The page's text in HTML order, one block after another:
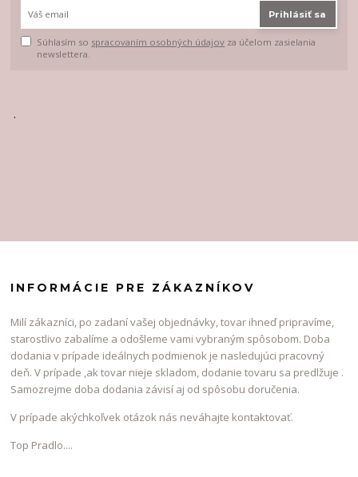
Prihlásiť sa
Súhlasím so spracovaním osobných údajov za účelom zasielania
newslettera.
.
INFORMÁCIE PRE ZÁKAZNÍKOV
Milí zákazníci, po zadaní vašej objednávky, tovar ihneď pripravíme,
starostlivo zabalíme a odošleme vami vybraným spôsobom. Doba
dodania v prípade ideálnych podmienok je nasledujúci pracovný
deň. V prípade ,ak tovar nieje skladom, dodanie tovaru sa predlžuje .
Samozrejme doba dodania závisí aj od spôsobu doručenia.
V prípade akýchkoľvek otázok nás neváhajte kontaktovať.
Top Pradlo....